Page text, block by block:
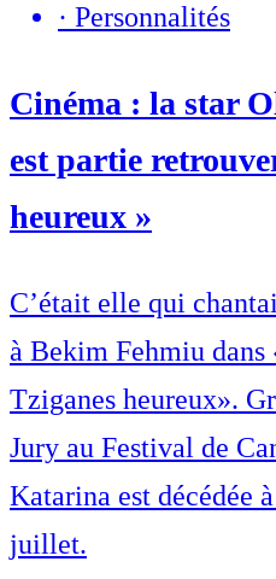
· Personnalités
Cinéma : la star
est partie
heureux »
C’était elle qui
à Bekim Fehmiu dans
Tziganes heureux».
Jury au Festival de
Katarina est décédée
juillet.